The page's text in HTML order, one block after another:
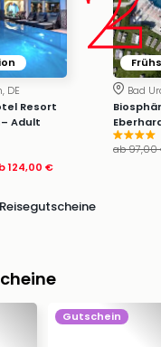
DE
Resort
Adult
124,00 €
Bad
ab97,00
Gutschein